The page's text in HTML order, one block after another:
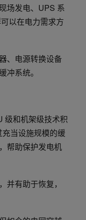
场发电、UPS 系
以在电力需求方
、电源转换设备
系统。
级和机架级技术积
当设施规模的缓
帮助保护发电机
有助于恢复，